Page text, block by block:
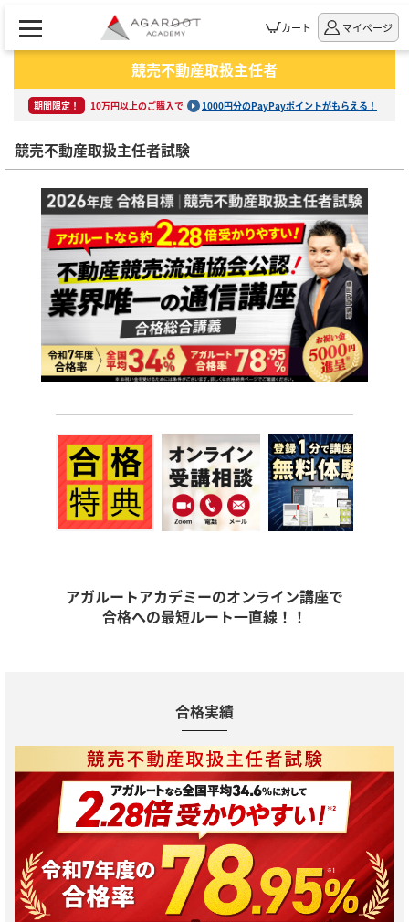
カート マイページ
競売不動産取扱主任者
期間限定！ 10万円以上のご購入で 1000円分のPayPayポイントがもらえる！
競売不動産取扱主任者試験
アガルートアカデミーのオンライン講座で
合格への最短ルート一直線！！
合格実績